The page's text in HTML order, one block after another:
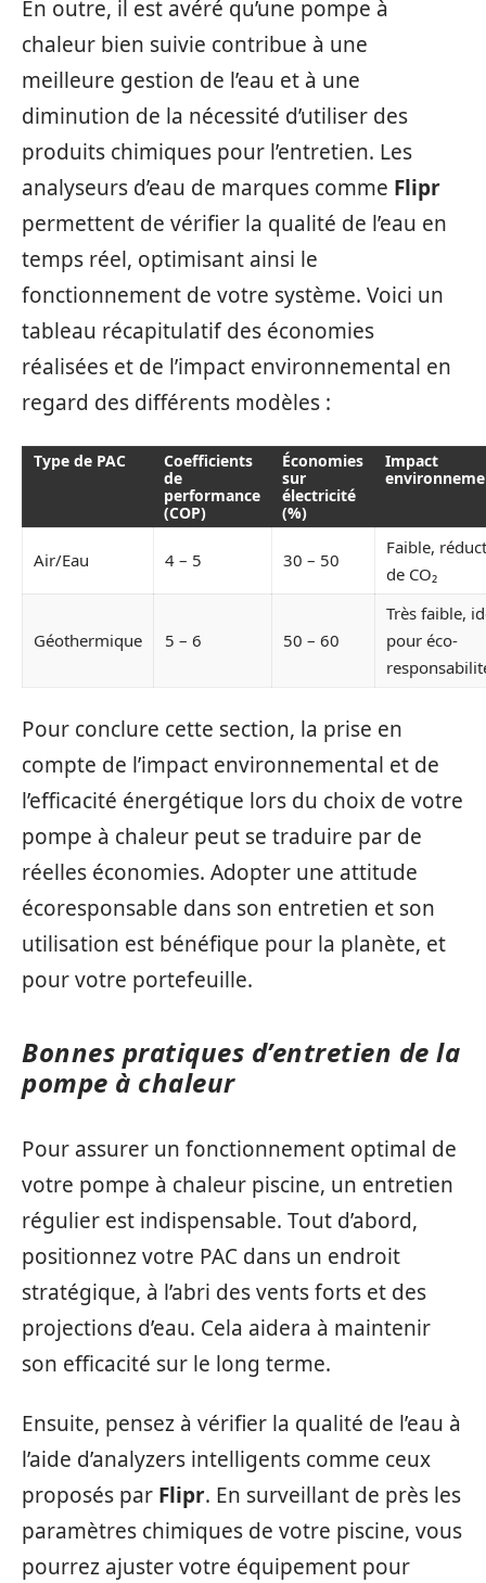
En outre, il est avéré qu’une pompe à
chaleur bien suivie contribue à une
meilleure gestion de l’eau et à une
diminution de la nécessité d’utiliser des
produits chimiques pour l’entretien. Les
analyseurs d’eau de marques comme Flipr
permettent de vérifier la qualité de l’eau en
temps réel, optimisant ainsi le
fonctionnement de votre système. Voici un
tableau récapitulatif des économies
réalisées et de l’impact environnemental en
regard des différents modèles :
Type de PAC
Coefficients
de
performance
(COP)
Économies
sur
électricité
(%)
Impact
Air/Eau 4 – 5 30 – 50
Faible,
de CO₂
Géothermique 5 – 6 50 – 60
Très faible,
pour éco-
Pour conclure cette section, la prise en
compte de l’impact environnemental et de
l’efficacité énergétique lors du choix de votre
pompe à chaleur peut se traduire par de
réelles économies. Adopter une attitude
écoresponsable dans son entretien et son
utilisation est bénéfique pour la planète, et
pour votre portefeuille.
Bonnes pratiques d’entretien de la
pompe à chaleur
Pour assurer un fonctionnement optimal de
votre pompe à chaleur piscine, un entretien
régulier est indispensable. Tout d’abord,
positionnez votre PAC dans un endroit
stratégique, à l’abri des vents forts et des
projections d’eau. Cela aidera à maintenir
son efficacité sur le long terme.
Ensuite, pensez à vérifier la qualité de l’eau à
l’aide d’analyzers intelligents comme ceux
proposés par Flipr. En surveillant de près les
paramètres chimiques de votre piscine, vous
pourrez ajuster votre équipement pour